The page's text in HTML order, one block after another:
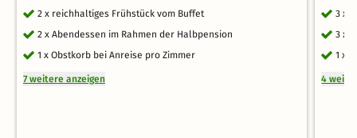
2 x reichhaltiges Frühstück vom Buffet
2 x Abendessen im Rahmen der Halbpension
1 x Obstkorb bei Anreise pro Zimmer
7 weitere anzeigen
3 x
3 x
1 x
4